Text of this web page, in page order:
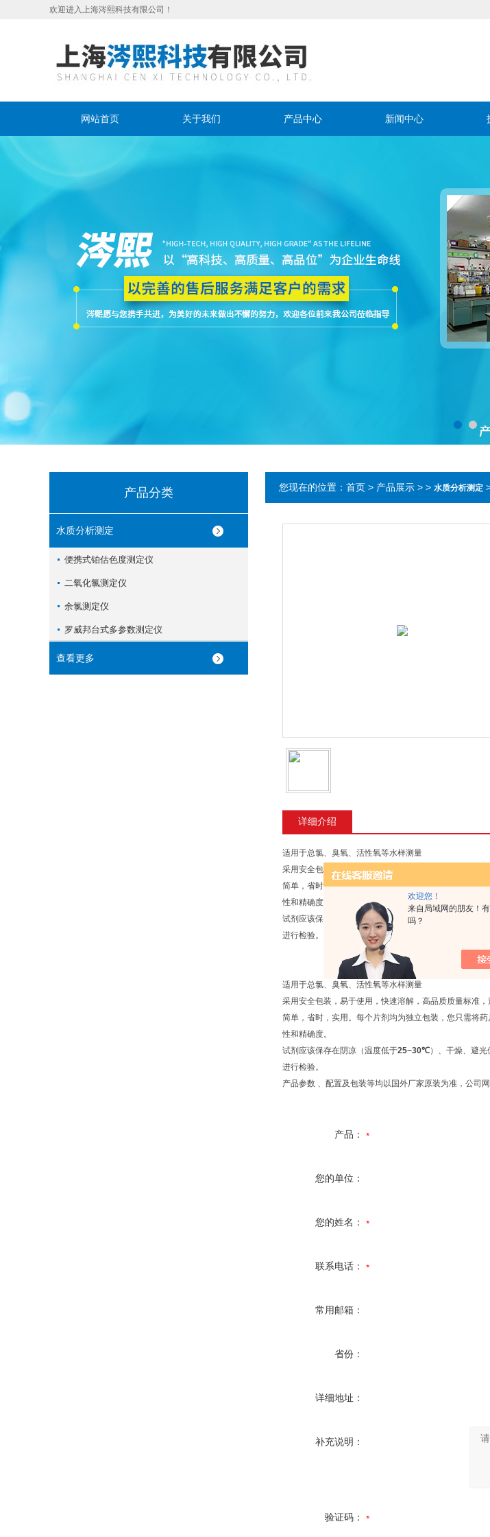
欢迎您！
来自局域网的朋友！
吗？
欢迎进入上海涔熙科技有限公司！
网站首页 关于我们 产品中心 新闻中心
产品分类
水质分析测定
便携式铂估色度测定仪
二氧化氯测定仪
余氯测定仪
罗威邦台式多参数测定仪
查看更多
您现在的位置： 首页 > 产品展示 > > 水质分析测定
详细介绍
适用于总氯、臭氧、活性氧等水样测量
采用安全包装，易于使用，快速溶解，高品质质量标准
简单，省时，实用。每个片剂均为独立包装，您只需将
性和精确度。
试剂应该保存在阴凉（温度低于
25~30℃
干燥、避
进行检验。
适用于总氯、臭氧、活性氧等水样测量
采用安全包装，易于使用，快速溶解，高品质质量标准
简单，省时，实用。每个片剂均为独立包装， 您只需将
性和精确度。
试剂应该保存在阴凉（温度低于25~30℃）、 干燥、避光
进行检验。
产品参数 、配置及包装等均以国外厂家原装为准，公司
产品：
您的单位：
您的姓名：
联系电话：
常用邮箱：
省份：
详细地址：
补充说明：
验证码：